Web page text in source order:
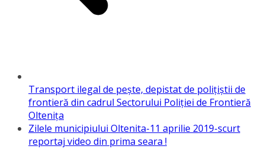
Transport ilegal de peşte, depistat de poliţiştii de
frontieră din cadrul Sectorului Poliţiei de Frontieră
Olteniţa
Zilele municipiului Oltenita-11 aprilie 2019-scurt
reportaj video din prima seara !